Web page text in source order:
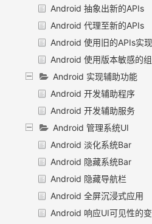
Android 抽象出新的APIs
Android 代理至新的APIs
Android 使用旧的APIs实现
Android 使用版本敏感的
Android 实现辅助功能
Android 开发辅助程序
Android 开发辅助服务
Android 管理系统UI
Android 淡化系统Bar
Android 隐藏系统Bar
Android 隐藏导航栏
Android 全屏沉浸式应用
Android 响应UI可见性的